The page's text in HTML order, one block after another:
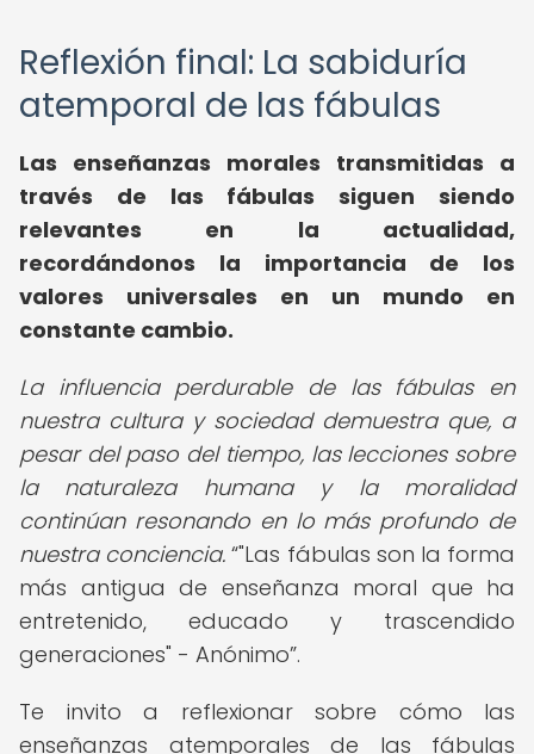
Reflexión final: La sabiduría
atemporal de las fábulas
Las enseñanzas morales transmitidas a
través de las fábulas siguen siendo
relevantes en la actualidad,
recordándonos la importancia de los
valores universales en un mundo en
constante cambio.
La influencia perdurable de las fábulas en
nuestra cultura y sociedad demuestra que, a
pesar del paso del tiempo, las lecciones sobre
la naturaleza humana y la moralidad
continúan resonando en lo más profundo de
nuestra conciencia. "Las fábulas son la forma
más antigua de enseñanza moral que ha
entretenido, educado y trascendido
generaciones" - Anónimo .
Te invito a reflexionar sobre cómo las
enseñanzas atemporales de las fábulas